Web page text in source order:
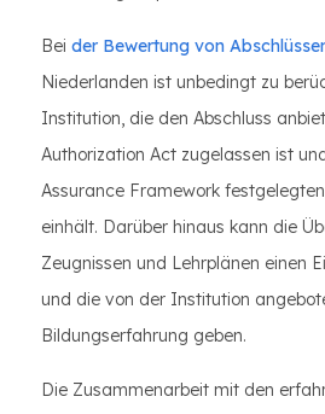
Bei der Bewertung von
Niederlanden ist unbedingt zu
Institution, die den Abschluss
Authorization Act zugelassen ist
Assurance Framework
einhält. Darüber hinaus kann die
Zeugnissen und Lehrplänen einen
und die von der Institution
Bildungserfahrung geben.
Die Zusammenarbeit mit den